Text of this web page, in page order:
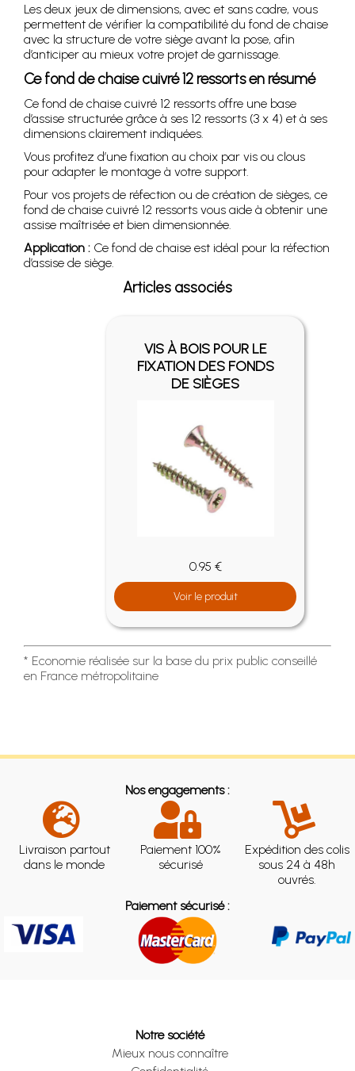
Les deux jeux de dimensions, avec et sans cadre, vous
permettent de vérifier la compatibilité du fond de chaise
avec la structure de votre siège avant la pose, afin
d’anticiper au mieux votre projet de garnissage.
Ce fond de chaise cuivré 12 ressorts en résumé
Ce fond de chaise cuivré 12 ressorts offre une base
d’assise structurée grâce à ses 12 ressorts (3 x 4) et à ses
dimensions clairement indiquées.
Vous profitez d’une fixation au choix par vis ou clous
pour adapter le montage à votre support.
Pour vos projets de réfection ou de création de sièges, ce
fond de chaise cuivré 12 ressorts vous aide à obtenir une
assise maîtrisée et bien dimensionnée.
Application : Ce fond de chaise est idéal pour la réfection
d’assise de siège.
Articles associés
VIS À BOIS POUR LE
FIXATION DES FONDS
DE SIÈGES
0.95 €
Voir le produit
* Economie réalisée sur la base du prix public conseillé
en France métropolitaine
Nos engagements :
Livraison partout
dans le monde
Paiement 100%
sécurisé
Expédition des colis
sous 24 à 48h
ouvrés.
Paiement sécurisé :
Notre société
Mieux nous connaître